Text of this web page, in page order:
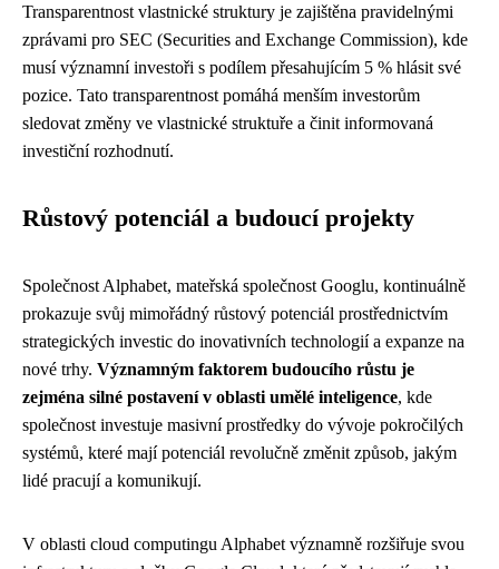
Transparentnost vlastnické struktury je zajištěna pravidelnými
zprávami pro SEC (Securities and Exchange Commission), kde
musí významní investoři s podílem přesahujícím 5 % hlásit své
pozice. Tato transparentnost pomáhá menším investorům
sledovat změny ve vlastnické struktuře a činit informovaná
investiční rozhodnutí.
Růstový potenciál a budoucí projekty
Společnost Alphabet, mateřská společnost Googlu, kontinuálně
prokazuje svůj mimořádný růstový potenciál prostřednictvím
strategických investic do inovativních technologií a expanze na
nové trhy. Významným faktorem budoucího růstu je
zejména silné postavení v oblasti umělé inteligence, kde
společnost investuje masivní prostředky do vývoje pokročilých
systémů, které mají potenciál revolučně změnit způsob, jakým
lidé pracují a komunikují.
V oblasti cloud computingu Alphabet významně rozšiřuje svou